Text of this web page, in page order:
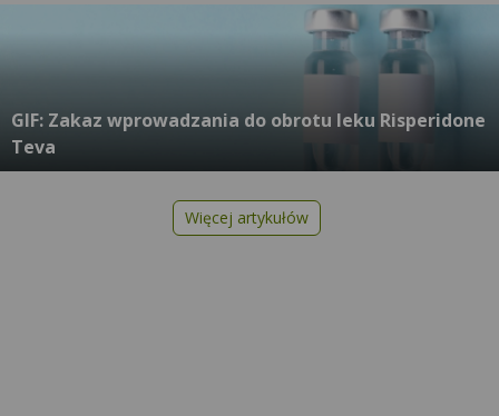
GIF: Zakaz wprowadzania do obrotu leku Risperidone
Teva
Więcej artykułów